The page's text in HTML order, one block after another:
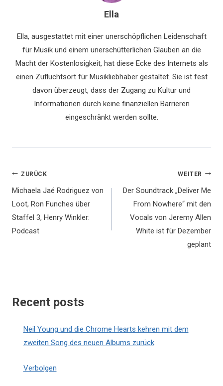
Ella
Ella, ausgestattet mit einer unerschöpflichen Leidenschaft
für Musik und einem unerschütterlichen Glauben an die
Macht der Kostenlosigkeit, hat diese Ecke des Internets als
einen Zufluchtsort für Musikliebhaber gestaltet. Sie ist fest
davon überzeugt, dass der Zugang zu Kultur und
Informationen durch keine finanziellen Barrieren
eingeschränkt werden sollte.
Beitragsnavigation
ZURÜCK
Michaela Jaé Rodriguez von
Loot, Ron Funches über
Staffel 3, Henry Winkler:
Podcast
WEITER
Der Soundtrack „Deliver Me
From Nowhere“ mit den
Vocals von Jeremy Allen
White ist für Dezember
geplant
Recent posts
Neil Young und die Chrome Hearts kehren mit dem
zweiten Song des neuen Albums zurück
Verbolgen